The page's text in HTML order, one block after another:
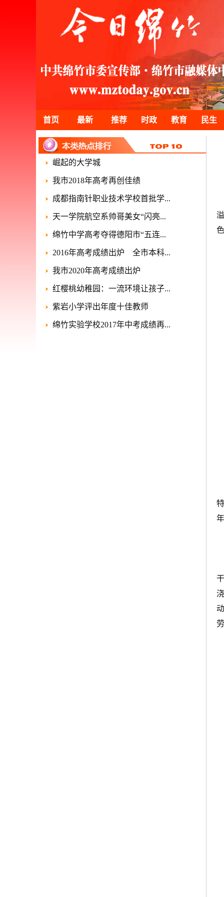
首页 最新 推荐 时政 教育 民生
崛起的大学城
我市2018年高考再创佳绩
成都指南针职业技术学校首批学...
天一学院航空系帅哥美女“闪亮...
绵竹中学高考夺得德阳市“五连...
2016年高考成绩出炉 全市本科...
我市2020年高考成绩出炉
红樱桃幼稚园：一流环境让孩子...
紫岩小学评出年度十佳教师
绵竹实验学校2017年中考成绩再...